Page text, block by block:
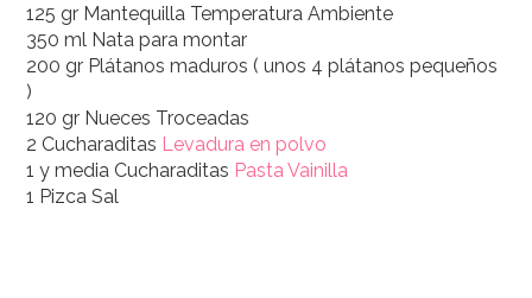
125 gr Mantequilla Temperatura Ambiente
350 ml Nata para montar
200 gr Plátanos maduros ( unos 4 plátanos pequeños
)
120 gr Nueces Troceadas
2 Cucharaditas Levadura en polvo
1 y media Cucharaditas Pasta Vainilla
1 Pizca Sal